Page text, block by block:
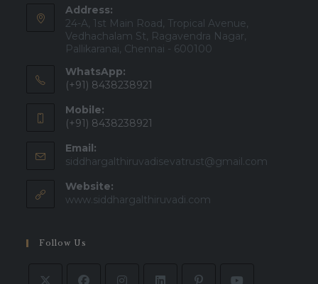
Address:
24-A, 1st Main Road, Tropical Avenue,
Vedhachalam St, Ragavendra Nagar,
Pallikaranai, Chennai - 600100
WhatsApp:
(+91) 8438238921
Mobile:
(+91) 8438238921
Email:
siddhargalthiruvadisevatrust@gmail.com
Website:
www.siddhargalthiruvadi.com
Follow Us